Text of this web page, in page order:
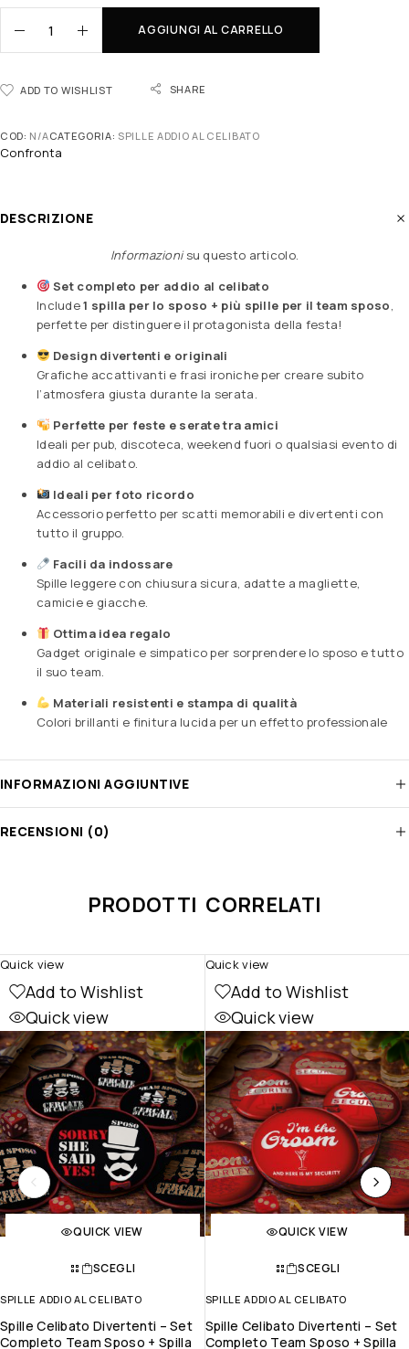
AGGIUNGI AL CARRELLO
ADD TO WISHLIST SHARE
COD: N/ACATEGORIA: SPILLE ADDIO AL CELIBATO
Confronta
DESCRIZIONE
Informazionisu questo articolo.
Set completo per addio al celibato
Include1 spilla per lo sposo + più spille per il team sposo,
perfette per distinguere il protagonista della festa!
Design divertenti e originali
Grafiche accattivanti e frasi ironiche per creare subito
l’atmosfera giusta durante la serata.
Perfette per feste e serate tra amici
Ideali per pub, discoteca, weekend fuori o qualsiasi evento di
addio al celibato.
Ideali per foto ricordo
Accessorio perfetto per scatti memorabili e divertenti con
tutto il gruppo.
Facili da indossare
Spille leggere con chiusura sicura, adatte a magliette,
camicie e giacche.
Ottima idea regalo
Gadget originale e simpatico per sorprendere lo sposo e tutto
il suo team.
Materiali resistenti e stampa di qualità
Colori brillanti e finitura lucida per un effetto professionale
INFORMAZIONI AGGIUNTIVE
RECENSIONI (0)
PRODOTTI CORRELATI
Add to Wishlist
Quick view
QUICK VIEW
SCEGLI
SPILLE ADDIO AL CELIBATO
Spille Celibato Divertenti – Set
Completo Team Sposo + Spilla
Quick view
Add to Wishlist
Quick view
QUICK VIEW
SCEGLI
SPILLE ADDIO AL CELIBATO
Spille Celibato Divertenti – Set
Completo Team Sposo + Spilla
Quick view